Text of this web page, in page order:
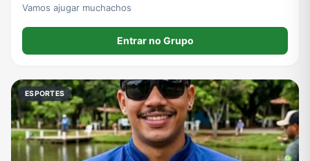
Vamos ajugar muchachos
Entrar no Grupo
ESPORTES